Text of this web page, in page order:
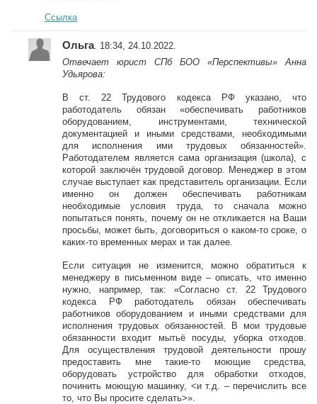
Ссылка
Ольга. 18:34, 24.10.2022.
Отвечает юрист СПб БОО «Перспективы» Анна
Удьярова:
В ст. 22 Трудового кодекса РФ указано, что
работодатель обязан «обеспечивать работников
оборудованием, инструментами, технической
документацией и иными средствами, необходимыми
для исполнения ими трудовых обязанностей».
Работодателем является сама организация (школа), с
которой заключён трудовой договор. Менеджер в этом
случае выступает как представитель организации. Если
именно он должен обеспечивать работникам
необходимые условия труда, то сначала можно
попытаться понять, почему он не откликается на Ваши
просьбы, может быть, договориться о каком-то сроке, о
каких-то временных мерах и так далее.
Если ситуация не изменится, можно обратиться к
менеджеру в письменном виде – описать, что именно
нужно, например, так: «Согласно ст. 22 Трудового
кодекса РФ работодатель обязан обеспечивать
работников оборудованием и иными средствами для
исполнения трудовых обязанностей. В мои трудовые
обязанности входит мытьё посуды, уборка отходов.
Для осуществления трудовой деятельности прошу
предоставить мне такие-то моющие средства,
оборудовать устройство для обработки отходов,
починить моющую машинку, <и т.д. – перечислить все
то, что Вы просите сделать>».